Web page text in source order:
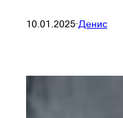
10.01.2025·Денис